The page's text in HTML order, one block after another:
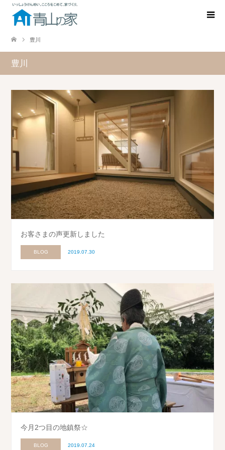
豊川
豊川
お客さまの声更新しました
BLOG 2019.07.30
今月2つ目の地鎮祭☆
BLOG 2019.07.24